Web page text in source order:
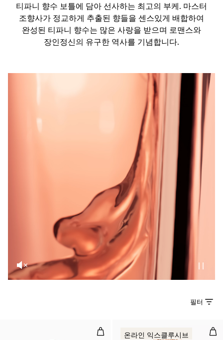
티파니 향수 보틀에 담아 선사하는 최고의 부케. 마스터
조향사가 정교하게 추출된 향들을 센스있게 배합하여
완성된 티파니 향수는 많은 사랑을 받으며 로맨스와
장인정신의 유구한 역사를 기념합니다.
필터
골드 오 드 퍼퓸 로
온라인 익스클루시브